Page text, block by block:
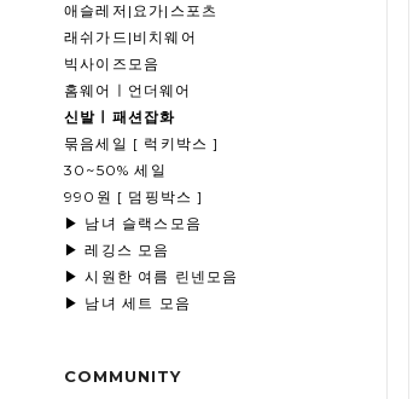
애슬레저|요가|스포츠
래쉬가드|비치웨어
빅사이즈모음
홈웨어ㅣ언더웨어
신발ㅣ패션잡화
묶음세일 [ 럭키박스 ]
30~50% 세일
990원 [ 덤핑박스 ]
▶ 남녀 슬랙스모음
▶ 레깅스 모음
▶ 시원한 여름 린넨모음
▶ 남녀 세트 모음
COMMUNITY